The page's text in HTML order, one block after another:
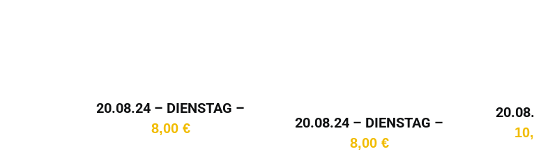
20.08.24 – DIENSTAG –
18:15 Uhr
8,00 €
20.08.24 – DIENSTAG –
20:30 Uhr
8,00 €